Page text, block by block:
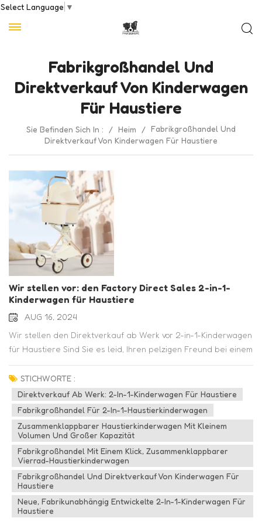
Select Language ▼
Fabrikgroßhandel Und
Direktverkauf Von Kinderwagen
Für Haustiere
Sie Befinden Sich In : / Heim / Fabrikgroßhandel Und
Direktverkauf Von Kinderwagen Für Haustiere
Wir stellen vor: den Factory Direct Sales 2-in-1-
Kinderwagen für Haustiere
AUG 16, 2024
Wir stellen den Direktverkauf ab Werk vor 2-in-1-Kinderwagen
für Haustiere Sind Sie es leid, Ihren pelzigen Freund bei einem
Spaziergang oder Ausflug zurückzulassen? Dann sind Sie bei
unserem 2-in-1-Kinderwagen für Haustiere im Direktverkauf
ab Werk genau richtig! Dieser Kinderwagen wurde im Hinblick
auf Komfort und Bequemlichkeit entwickelt und ist ein Muss für
Tierbesitzer, die viel unterwegs sind. Eines der
herausragenden Merkmale unseres Kinderwagen für
Haustiere ist seine 2-in-1-Funktionalität. Ihr Haustier kann
nicht nur eine gemütliche Fahrt genießen, sondern der
Kinderwagen lässt sich auch problemlos in eine Transportbox
umwandeln. Dieses vielseitige Design ermöglicht Ihnen den
nahtlosen Übergang von einem Spaziergang im Park zu einem
Ausflug in die Tierarztpraxis. Mit unserem faltbaren
STICHWORTE :
Direktverkauf Ab Werk: 2-In-1-Kinderwagen Für Haustiere
Fabrikgroßhandel Für 2-In-1-Haustierkinderwagen
Zusammenklappbarer Haustierkinderwagen Mit Kleinem
Volumen Und Großer Kapazität
Fabrikgroßhandel Mit Einem Klick, Zusammenklappbarer
Vierrad-Haustierkinderwagen
Fabrikgroßhandel Und Direktverkauf Von Kinderwagen Für
Haustiere
Neue, Fabrikunabhängig Entwickelte 2-In-1-Kinderwagen Für
Haustiere